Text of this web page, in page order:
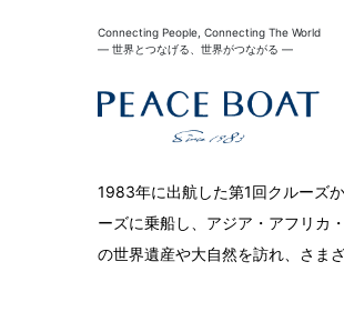
Connecting People, Connecting The World
― 世界とつなげる、世界がつながる ―
1983年に出航した第1回クルーズ
ーズに乗船し、アジア・アフリカ
の世界遺産や大自然を訪れ、さま